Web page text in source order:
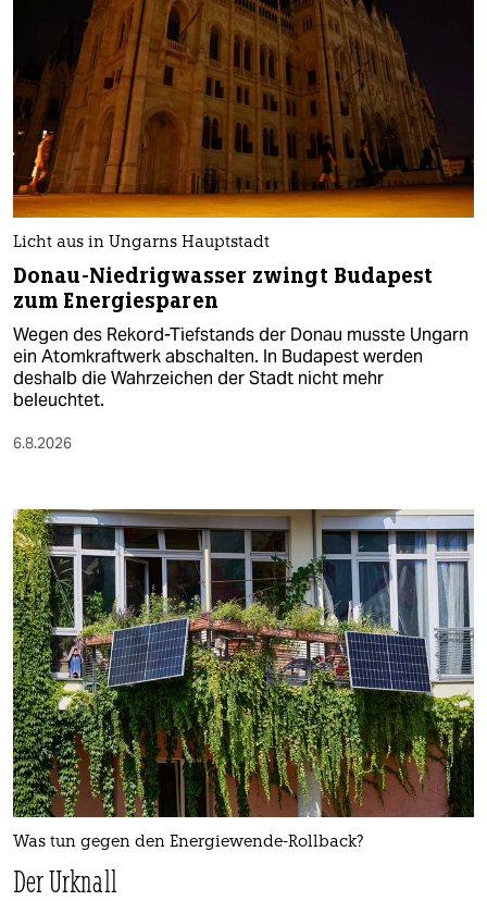
Licht aus in Ungarns Hauptstadt
Donau-Niedrigwasser zwingt Budapest
zum Energiesparen
Wegen des Rekord-Tiefstands der Donau musste Ungarn
ein Atomkraftwerk abschalten. In Budapest werden
deshalb die Wahrzeichen der Stadt nicht mehr
beleuchtet.
6.8.2026
Was tun gegen den Energiewende-Rollback?
Der Urknall